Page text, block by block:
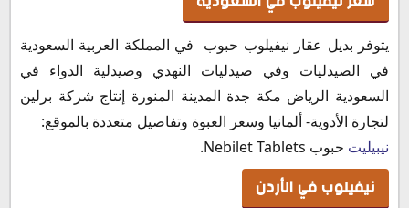
يتوفر بديل عقار نيفيلوب حبوب في المملكة العربية السعودية
في الصيدليات وفي صيدليات النهدي وصيدلية الدواء في
السعودية الرياض مكة جدة المدينة المنورة إنتاج شركة برلين
لتجارة الأدوية- ألمانيا وسعر العبوة وتفاصيل متعددة بالموقع:
نيبيليت حبوب Nebilet Tablets.
نيفيلوب في الأردن